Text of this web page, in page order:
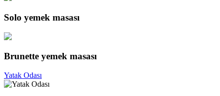
Solo yemek masası
Brunette yemek masası
Yatak Odası